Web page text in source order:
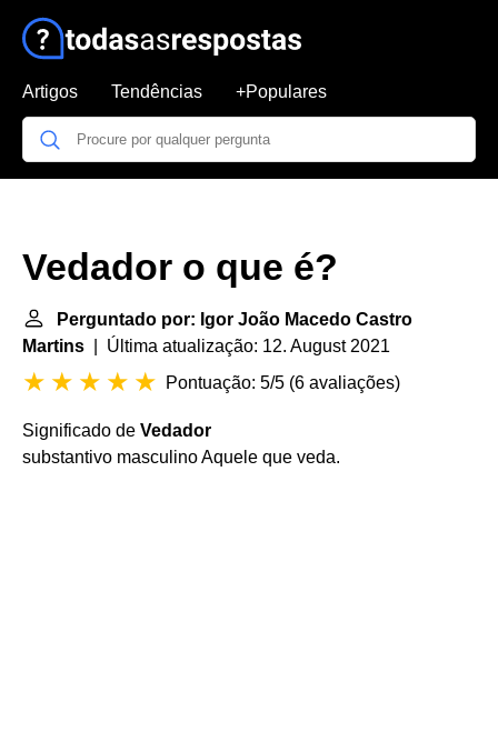
Artigos Tendências +Populares
Vedador o que é?
Perguntado por: Igor João Macedo Castro
Martins | Última atualização: 12. August 2021
Pontuação: 5/5 (6 avaliações)
Significado de Vedador
substantivo masculino Aquele que veda.